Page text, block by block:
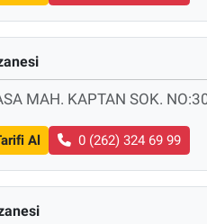
MAH. KAPTAN SOK.
Al 0 (262) 324 69 99